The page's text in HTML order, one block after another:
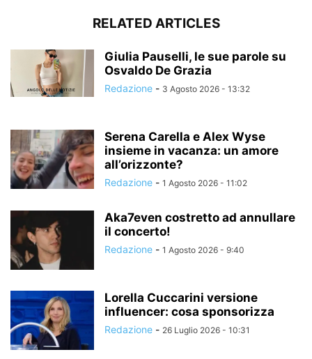
RELATED ARTICLES
Giulia Pauselli, le sue parole su
Osvaldo De Grazia
Redazione - 3 Agosto 2026 - 13:32
Serena Carella e Alex Wyse
insieme in vacanza: un amore
all’orizzonte?
Redazione - 1 Agosto 2026 - 11:02
Aka7even costretto ad annullare
il concerto!
Redazione - 1 Agosto 2026 - 9:40
Lorella Cuccarini versione
influencer: cosa sponsorizza
Redazione - 26 Luglio 2026 - 10:31